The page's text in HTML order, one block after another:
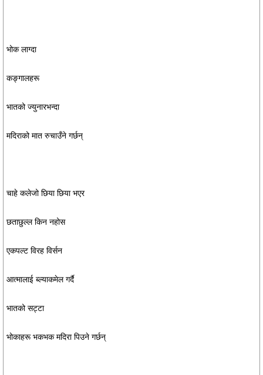
भोक लाग्दा
कङ्गालहरू
भातको ज्युनारभन्दा
मदिराको मात रुचाउँने गर्छन्
चाहे कलेजो छिया छिया भएर
छताछुल्ल किन नहोस
एकपल्ट विरह विर्सन
आत्मालाई ब्ल्याकमेल गर्दै
भातको सट्टा
भोकाहरू भकभक मदिरा पिउने गर्छन्